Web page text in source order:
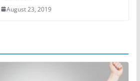
August 23, 2019